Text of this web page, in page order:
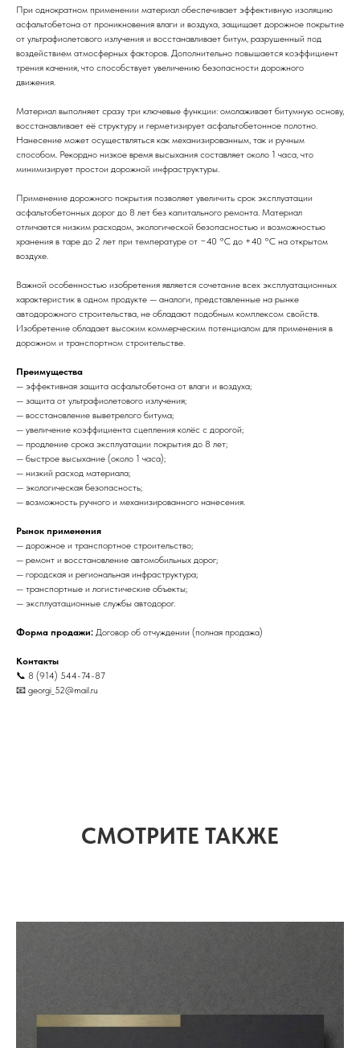
При однократном применении материал обеспечивает эффективную изоляцию
асфальтобетона от проникновения влаги и воздуха, защищает дорожное покрытие
от ультрафиолетового излучения и восстанавливает битум, разрушенный под
воздействием атмосферных факторов. Дополнительно повышается коэффициент
трения качения, что способствует увеличению безопасности дорожного
движения.
Материал выполняет сразу три ключевые функции: омолаживает битумную основу,
восстанавливает её структуру и герметизирует асфальтобетонное полотно.
Нанесение может осуществляться как механизированным, так и ручным
способом. Рекордно низкое время высыхания составляет около 1 часа, что
минимизирует простои дорожной инфраструктуры.
Применение дорожного покрытия позволяет увеличить срок эксплуатации
асфальтобетонных дорог до 8 лет без капитального ремонта. Материал
отличается низким расходом, экологической безопасностью и возможностью
хранения в таре до 2 лет при температуре от −40 °C до +40 °C на открытом
воздухе.
Важной особенностью изобретения является сочетание всех эксплуатационных
характеристик в одном продукте — аналоги, представленные на рынке
автодорожного строительства, не обладают подобным комплексом свойств.
Изобретение обладает высоким коммерческим потенциалом для применения в
дорожном и транспортном строительстве.
Преимущества
— эффективная защита асфальтобетона от влаги и воздуха;
— защита от ультрафиолетового излучения;
— восстановление выветрелого битума;
— увеличение коэффициента сцепления колёс с дорогой;
— продление срока эксплуатации покрытия до 8 лет;
— быстрое высыхание (около 1 часа);
— низкий расход материала;
— экологическая безопасность;
— возможность ручного и механизированного нанесения.
Рынок применения
— дорожное и транспортное строительство;
— ремонт и восстановление автомобильных дорог;
— городская и региональная инфраструктура;
— транспортные и логистические объекты;
— эксплуатационные службы автодорог.
Форма продажи: Договор об отчуждении (полная продажа)
Контакты
📞 8 (914) 544-74-87
📧 georgi_52@mail.ru
СМОТРИТЕ ТАКЖЕ